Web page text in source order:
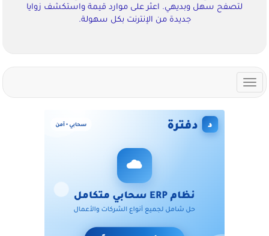
لتصفح سهل وبديهي. اعثر على موارد قيمة واستكشف زوايا
جديدة من الإنترنت بكل سهولة.
Toggle
navigation